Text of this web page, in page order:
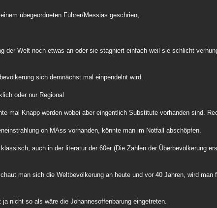
übegeordneten Führer/Messias geschrien,
der Welt noch etwas an oder sie stagniert einfach weil sie schlicht
sich demnächst mal einpendelnt wird.
oder nur Regional
mal Knapp werden wobei aber eingentlich Substitute vorhanden sind.
on MAss vorhanden, könnte man im Notfall abschöpfen.
auch in der literatur der 60er (Die Zahlen der Überbevölkerung
man sich die Weltbevölkerung an heute und vor 40 Jahren, wird
nicht so als wäre die Johannesoffenbarung eingetreten.